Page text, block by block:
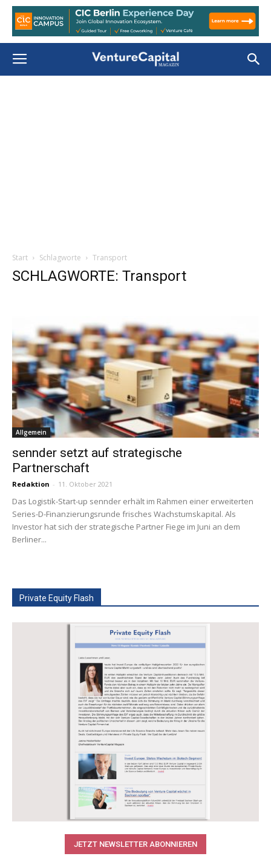
Start Schlagworte Transport
SCHLAGWORTE: Transport
Allgemein
sennder setzt auf strategische
Partnerschaft
Redaktion - 11. Oktober 2021
Das Logistik-Start-up sennder erhält im Rahmen einer erweiterten
Series-D-Finanzierungsrunde frisches Wachstumskapital. Als
Investor hat sich der strategische Partner Fiege im Juni an dem
Berliner...
Private Equity Flash
JETZT NEWSLETTER ABONNIEREN